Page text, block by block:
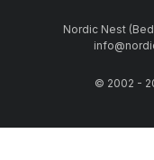
Nordic Nest
© 2002 -